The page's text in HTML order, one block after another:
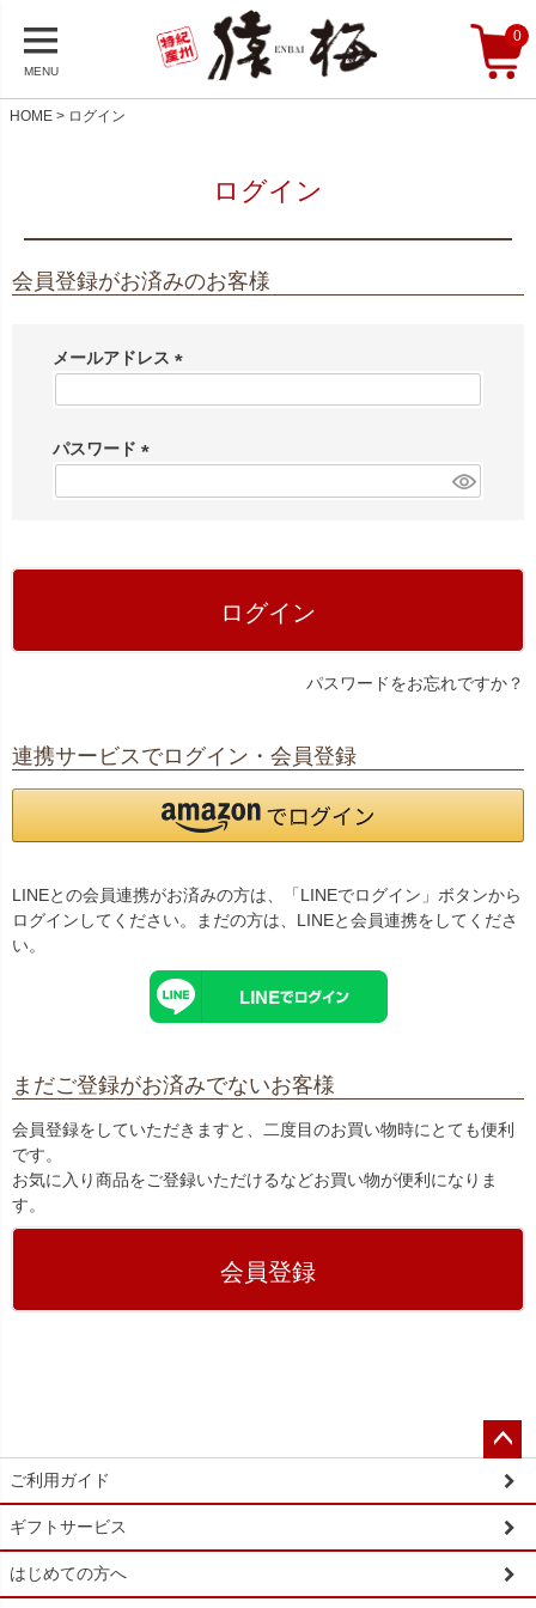
MENU
0
HOME ログイン
ログイン
会員登録がお済みのお客様
メールアドレス
)
パスワード
ログイン
パスワードをお忘れですか？
連携サービスでログイン・会員登録
LINEとの会員連携がお済みの方は、「LINEでログイン」ボタンから
ログインしてください。まだの方は、 LINEと会員連携をしてくださ
い。
まだご登録がお済みでないお客様
会員登録をしていただきますと、二度目のお買い物時にとても便利
です。
お気に入り商品をご登録いただけるなどお買い物が便利になりま
す。
会員登録
ペー
ップ
へ
ご利用ガイド
ギフトサービス
はじめての方へ